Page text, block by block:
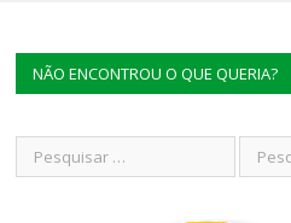
NÃO ENCONTROU O QUE QUERIA?